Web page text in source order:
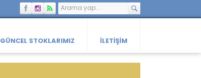
GÜNCEL STOKLARIMIZ İLETIŞIM